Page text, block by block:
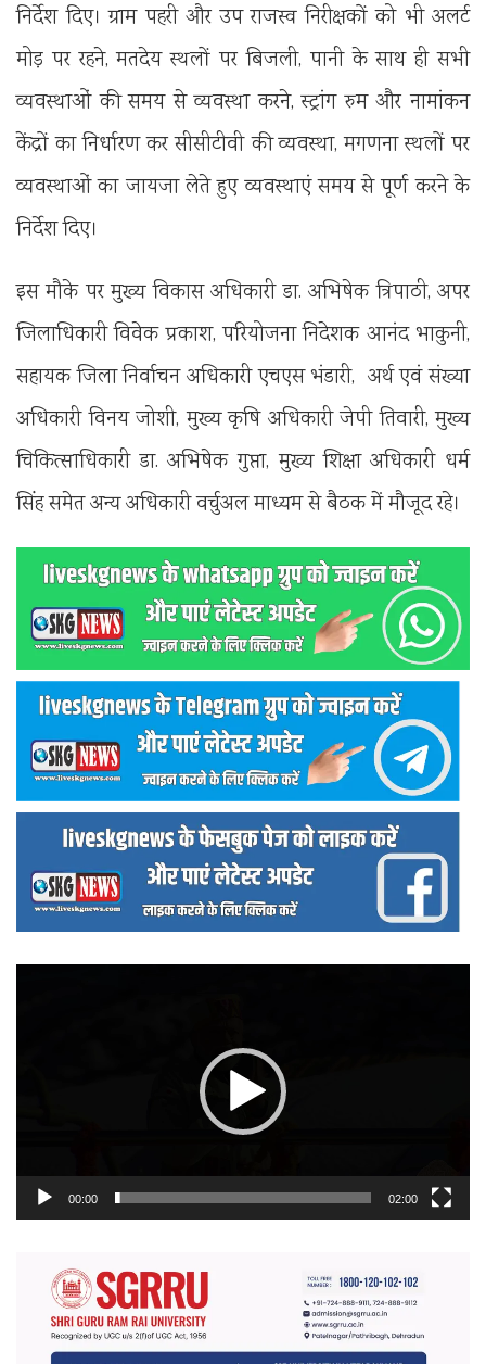
निर्देश दिए। ग्राम पहरी और उप राजस्व निरीक्षकों को भी अलर्ट
मोड़ पर रहने, मतदेय स्थलों पर बिजली, पानी के साथ ही सभी
व्यवस्थाओं की समय से व्यवस्था करने, स्ट्रांग रुम और नामांकन
केंद्रों का निर्धारण कर सीसीटीवी की व्यवस्था, मगणना स्थलों पर
व्यवस्थाओं का जायजा लेते हुए व्यवस्थाएं समय से पूर्ण करने के
निर्देश दिए।
इस मौके पर मुख्य विकास अधिकारी डा. अभिषेक त्रिपाठी, अपर
जिलाधिकारी विवेक प्रकाश, परियोजना निदेशक आनंद भाकुनी,
सहायक जिला निर्वाचन अधिकारी एचएस भंडारी, अर्थ एवं संख्या
अधिकारी विनय जोशी, मुख्य कृषि अधिकारी जेपी तिवारी, मुख्य
चिकित्साधिकारी डा. अभिषेक गुप्ता, मुख्य शिक्षा अधिकारी धर्म
सिंह समेत अन्य अधिकारी वर्चुअल माध्यम से बैठक में मौजूद रहे।
00:00 02:00